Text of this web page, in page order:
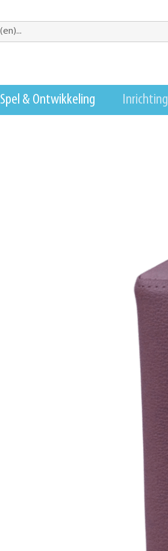
Spel & Ontwikkeling Inrichting